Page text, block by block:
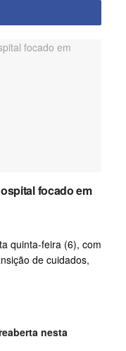
focado em
quinta-feira (6), com
de cuidados,
nesta